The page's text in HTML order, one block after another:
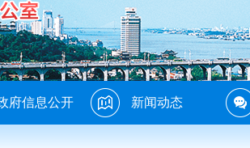
府信息公开 新闻动态